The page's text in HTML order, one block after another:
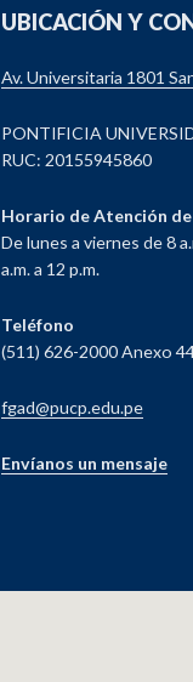
UBICACIÓN Y
Av. Universitaria 1801
PONTIFICIA
RUC: 20155945860
Horario de Atención
De lunes a viernes de 8
a.m. a 12 p.m.
Teléfono
(511) 626-2000 Anexo
fgad@pucp.edu.pe
Envíanos un mensaje